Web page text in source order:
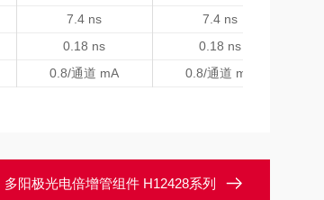
7.4 ns
7.4 ns
0.18 ns
0.18 ns
0.8/通道 mA 0.8/通道 mA
多阳极光电倍增管组件 H12428系列